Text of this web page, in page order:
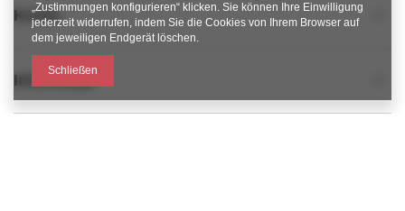
Konto
Informacje
„Zustimmungen konfigurieren“ klicken. Sie können Ihre Einwilligung
jederzeit widerrufen, indem Sie die Cookies von Ihrem Browser auf
dem jeweiligen Endgerät löschen.
Schließen